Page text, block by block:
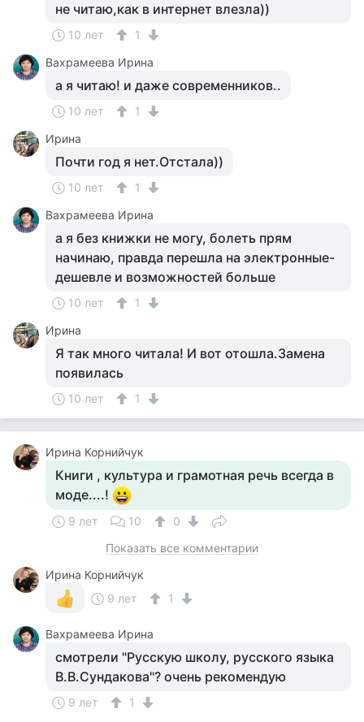
не читаю,как в интернет влезла))
10 лет
1
Вахрамеева Ирина
а я читаю! и даже современников..
10 лет
1
Ирина
Почти год я нет.Отстала))
10 лет
1
Вахрамеева Ирина
а я без книжки не могу, болеть прям
начинаю, правда перешла на электронные-
дешевле и возможностей больше
10 лет
1
Ирина
Я так много читала! И вот отошла.Замена
появилась
10 лет 1
Ирина Корнийчук
Книги , культура и грамотная речь всегда в
моде....!
9 лет 10
0
Показать все комментарии
Ирина Корнийчук
9 лет
1
Вахрамеева Ирина
смотрели "Русскую школу, русского языка
В.В.Сундакова"? очень рекомендую
9 лет
1